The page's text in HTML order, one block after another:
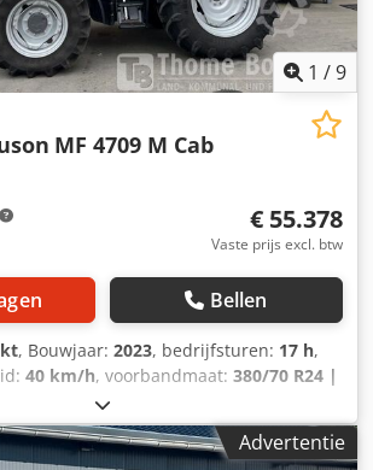
1 /9
MF 4709 M Cab
€ 55.378
Vaste prijs excl. btw
Bellen
, Bouwjaar: 2023, bedrijfsturen: 17 h,
40 km/h, voorbandmaat: 380/70 R24 |
480/70 R34 | 0%
(v): 380/70 R24, Banden (a): 480/70
17_____Standaarduitrusting/technische
Advertentie